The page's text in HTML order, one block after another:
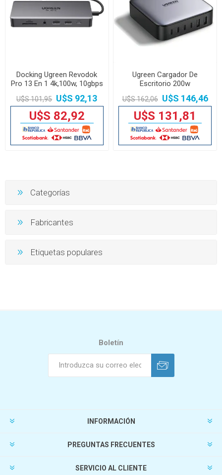
Docking Ugreen Revodok
Pro 13 En 1 4k,100w, 10gbps
U$S 101,95 U$S 92,13
U$S 82,92
Ugreen Cargador De
Escritorio 200w
Usbx2/usbcx4
U$S 162,06 U$S 146,46
U$S 131,81
Categorías
Fabricantes
Etiquetas populares
Boletín
INFORMACIÓN
PREGUNTAS FRECUENTES
SERVICIO AL CLIENTE